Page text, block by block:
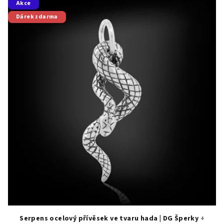
Akce
Dárek zdarma
Serpens ocelový přívěsek ve tvaru hada | DG Šperky +